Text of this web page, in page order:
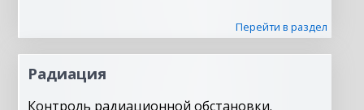
Перейти в раздел
Радиация
Контроль радиационной обстановки.